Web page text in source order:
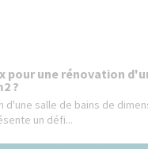
pour une rénovation
?
d'une salle de bains de
un défi...